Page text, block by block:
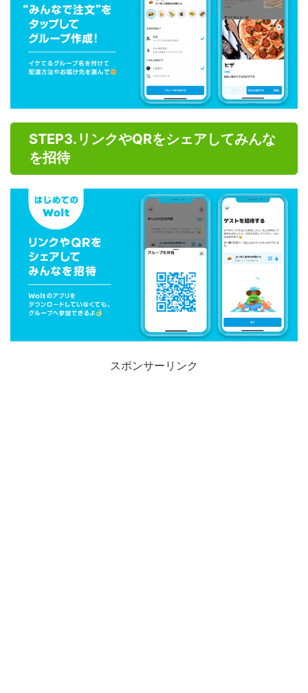
STEP3.リンクやQRをシェアしてみんな
を招待
スポンサーリンク